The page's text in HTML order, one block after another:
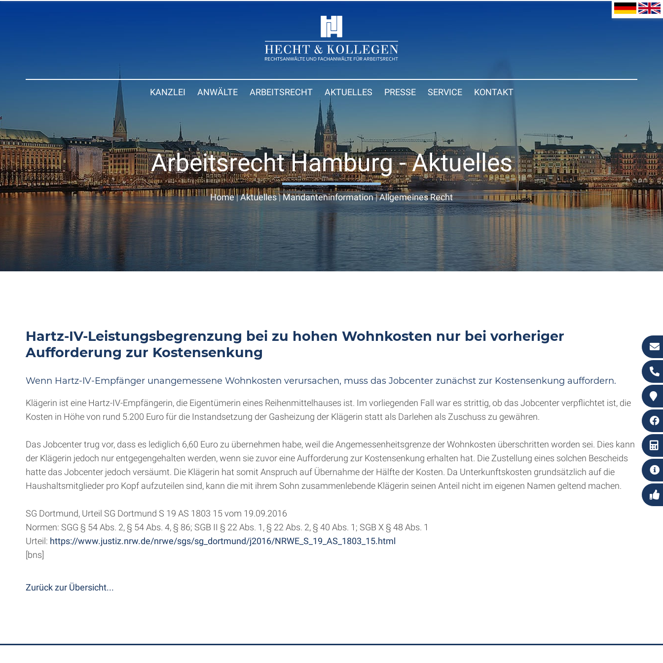
KANZLEI ANWÄLTE ARBEITSRECHT AKTUELLES PRESSE SERVICE KONTAKT
Arbeitsrecht Hamburg - Aktuelles
Home|Aktuelles|Mandanteninformation|Allgemeines Recht
Hartz-IV-Leistungsbegrenzung bei zu hohen Wohnkosten nur bei vorheriger
Aufforderung zur Kostensenkung
Wenn Hartz-IV-Empfänger unangemessene Wohnkosten verursachen, muss das Jobcenter zunächst zur Kostensenkung auffordern.
Klägerin ist eine Hartz-IV-Empfängerin, die Eigentümerin eines Reihenmittelhauses ist. Im vorliegenden Fall war es strittig, ob das Jobcenter verpflichtet ist, die
Kosten in Höhe von rund 5.200 Euro für die Instandsetzung der Gasheizung der Klägerin statt als Darlehen als Zuschuss zu gewähren.
Das Jobcenter trug vor, dass es lediglich 6,60 Euro zu übernehmen habe, weil die Angemessenheitsgrenze der Wohnkosten überschritten worden sei. Dies kann
der Klägerin jedoch nur entgegengehalten werden, wenn sie zuvor eine Aufforderung zur Kostensenkung erhalten hat. Die Zustellung eines solchen Bescheids
hatte das Jobcenter jedoch versäumt. Die Klägerin hat somit Anspruch auf Übernahme der Hälfte der Kosten. Da Unterkunftskosten grundsätzlich auf die
Haushaltsmitglieder pro Kopf aufzuteilen sind, kann die mit ihrem Sohn zusammenlebende Klägerin seinen Anteil nicht im eigenen Namen geltend machen.
SG Dortmund, Urteil SG Dortmund S 19 AS 1803 15 vom 19.09.2016
Normen: SGG § 54 Abs. 2, § 54 Abs. 4, § 86; SGB II § 22 Abs. 1, § 22 Abs. 2, § 40 Abs. 1; SGB X § 48 Abs. 1
Urteil: https://www.justiz.nrw.de/nrwe/sgs/sg_dortmund/j2016/NRWE_S_19_AS_1803_15.html
[bns]
Zurück zur Übersicht...